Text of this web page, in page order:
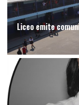
Liceo emite